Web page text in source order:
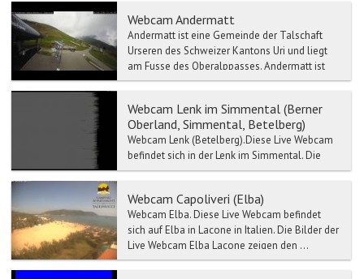
Webcam Andermatt
Andermatt ist eine Gemeinde der Talschaft
Urseren des Schweizer Kantons Uri und liegt
am Fusse des Oberalppasses. Andermatt ist
Hauptort des Ursere...
Webcam Lenk im Simmental (Berner
Oberland, Simmental, Betelberg)
Webcam Lenk (Betelberg).Diese Live Webcam
befindet sich in der Lenk im Simmental. Die
Lenk ist die höchst gelegene Gemeinde im
Webcam Capoliveri (Elba)
Webcam Elba. Diese Live Webcam befindet
sich auf Elba in Lacone in Italien. Die Bilder der
Live Webcam Elba Lacone zeigen den ...